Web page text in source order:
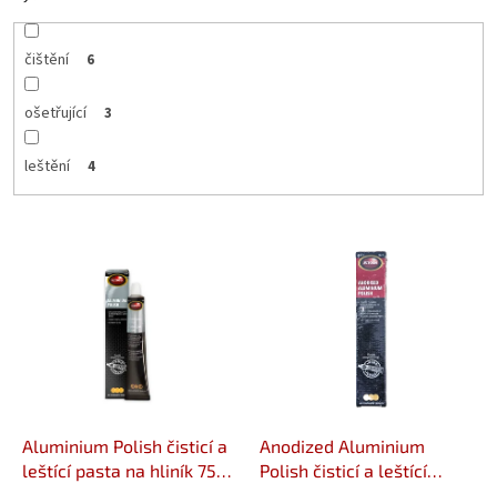
čištění 6
ošetřující 3
leštění 4
Aluminium Polish čisticí a
leštící pasta na hliník 75
Anodized Aluminium
Polish čisticí a leštící